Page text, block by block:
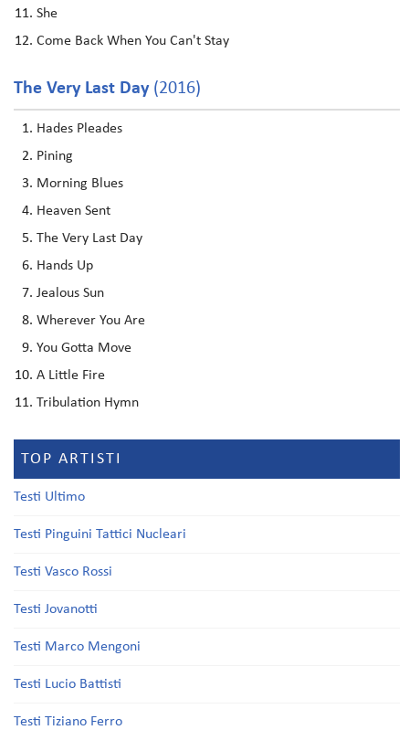
She
Come Back When You Can't Stay
The Very Last Day(2016)
Hades Pleades
Pining
Morning Blues
Heaven Sent
The Very Last Day
Hands Up
Jealous Sun
Wherever You Are
You Gotta Move
A Little Fire
Tribulation Hymn
TOP ARTISTI
Testi Ultimo
Testi Pinguini Tattici Nucleari
Testi Vasco Rossi
Testi Jovanotti
Testi Marco Mengoni
Testi Lucio Battisti
Testi Tiziano Ferro